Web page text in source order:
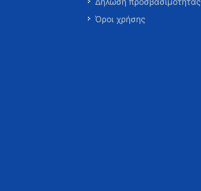
Όροι χρήσης